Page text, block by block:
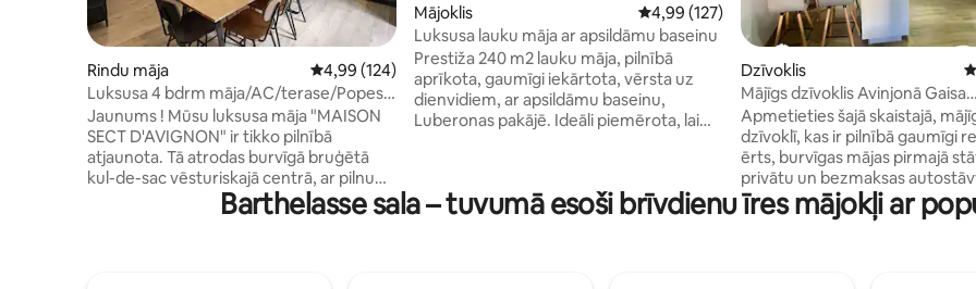
Rindu māja Vidējais vērtējums: 4,99 no 5, atsauksmju skaits: 124
4,99 (124)
Luksusa 4 bdrm māja/AC/terase/Popes
pils 10 min
Jaunums ! Mūsu luksusa māja "MAISON
SECT D'AVIGNON" ir tikko pilnībā
atjaunota. Tā atrodas burvīgā bruģētā
kul-de-sac vēsturiskajā centrā, ar pilnu
maiņstrāvu. Tā piedāvā 4 guļamistabas
un 4 atsevišķas vannasistabas. Lielā
Mājoklis Vidējais vērtējums: 4,99 no 5, atsauksmju
4,99 (127)
Luksusa lauku māja ar apsildāmu baseinu
Prestiža 240 m2 lauku māja, pilnībā
aprīkota, gaumīgi iekārtota, vērsta uz
dienvidiem, ar apsildāmu baseinu,
Luberonas pakājē. Ideāli piemērota, lai
olīvkoki, kas ir Provansas simboli, un
Dzīvoklis
Mājīgs dzīvoklis Avinjonā Gaisa
kondicionētājs - Wi-Fi -
Apmetieties šajā skaistajā,
dzīvoklī, kas ir pilnībā gaumīgi
ērts, burvīgas mājas pirmajā
privātu un bezmaksas
naktsmītnes, Aviņonā, mazāk
minūšu gājiena attālumā no
Barthelasse sala – tuvumā esoši brīvdienu īres mājokļi ar